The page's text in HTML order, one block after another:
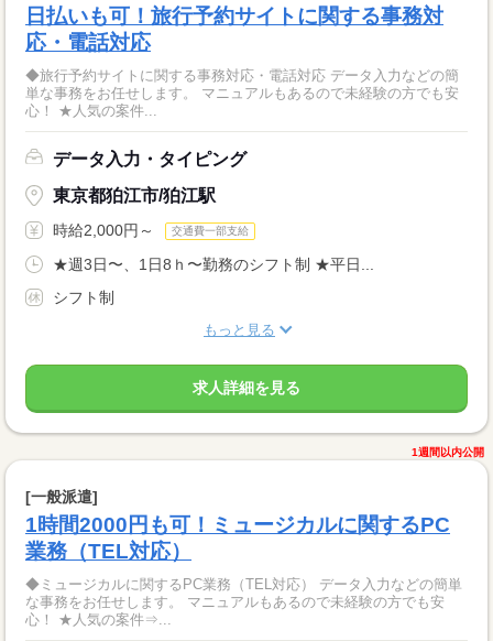
日払いも可！旅行予約サイトに関する事務対
応・電話対応
◆旅行予約サイトに関する事務対応・電話対応 データ入力などの簡
単な事務をお任せします。 マニュアルもあるので未経験の方でも安
心！ ★人気の案件...
データ入力・タイピング
東京都狛江市/狛江駅
時給2,000円～ 交通費一部支給
★週3日〜、1日8ｈ〜勤務のシフト制 ★平日...
シフト制
もっと見る
求人詳細を見る
1週間以内公開
[一般派遣]
1時間2000円も可！ミュージカルに関するPC
業務（TEL対応）
◆ミュージカルに関するPC業務（TEL対応） データ入力などの簡単
な事務をお任せします。 マニュアルもあるので未経験の方でも安
心！ ★人気の案件⇒...